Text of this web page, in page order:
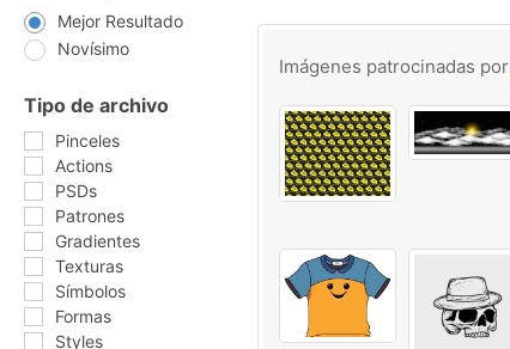
Mejor Resultado
Novísimo
Tipo de archivo
Pinceles
Actions
PSDs
Patrones
Gradientes
Texturas
Símbolos
Formas
Styles
Imágenes patrocinadas por